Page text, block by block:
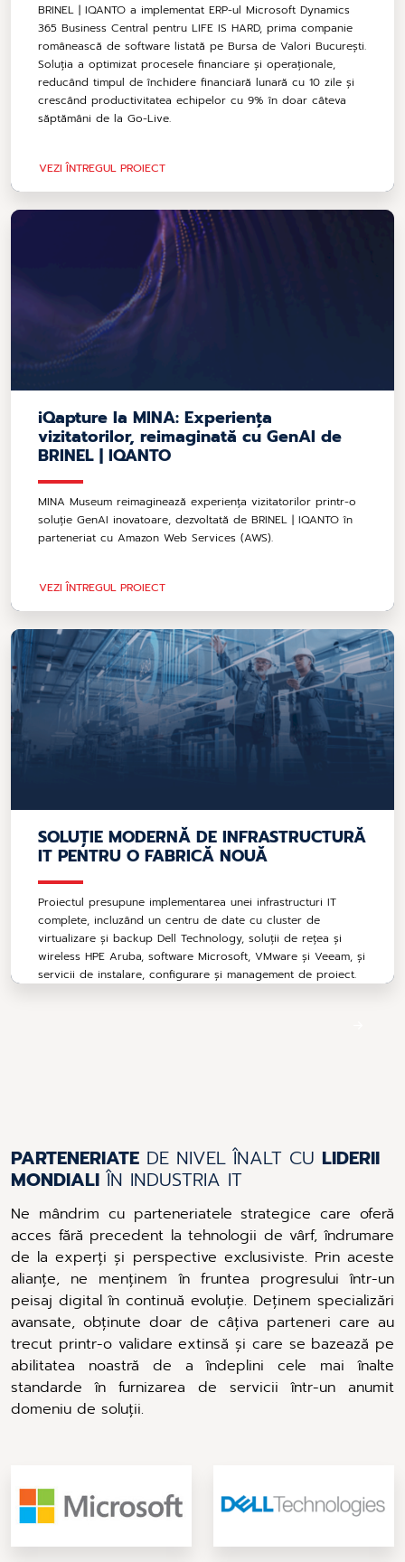
BRINEL | IQANTO a implementat ERP-ul Microsoft Dynamics
365 Business Central pentru LIFE IS HARD, prima companie
românească de software listată pe Bursa de Valori București.
Soluția a optimizat procesele financiare și operaționale,
reducând timpul de închidere financiară lunară cu 10 zile și
crescând productivitatea echipelor cu 9% în doar câteva
săptămâni de la Go-Live.
VEZI ÎNTREGUL PROIECT
iQapture la MINA: Experiența
vizitatorilor, reimaginată cu GenAI de
BRINEL | IQANTO
MINA Museum reimaginează experiența vizitatorilor printr-o
soluție GenAI inovatoare, dezvoltată de BRINEL | IQANTO în
parteneriat cu Amazon Web Services (AWS).
VEZI ÎNTREGUL PROIECT
SOLUȚIE MODERNĂ DE INFRASTRUCTURĂ
IT PENTRU O FABRICĂ NOUĂ
Proiectul presupune implementarea unei infrastructuri IT
complete, incluzând un centru de date cu cluster de
virtualizare și backup Dell Technology, soluții de rețea și
wireless HPE Aruba, software Microsoft, VMware și Veeam, și
servicii de instalare, configurare și management de proiect.
PARTENERIATE DE NIVEL ÎNALT CU LIDERII
MONDIALI ÎN INDUSTRIA IT
Ne mândrim cu parteneriatele strategice care oferă
acces fără precedent la tehnologii de vârf, îndrumare
de la experți și perspective exclusiviste. Prin aceste
alianțe, ne menținem în fruntea progresului într-un
peisaj digital în continuă evoluție. Deținem specializări
avansate, obținute doar de câțiva parteneri care au
trecut printr-o validare extinsă și care se bazează pe
abilitatea noastră de a îndeplini cele mai înalte
standarde în furnizarea de servicii într-un anumit
domeniu de soluții.